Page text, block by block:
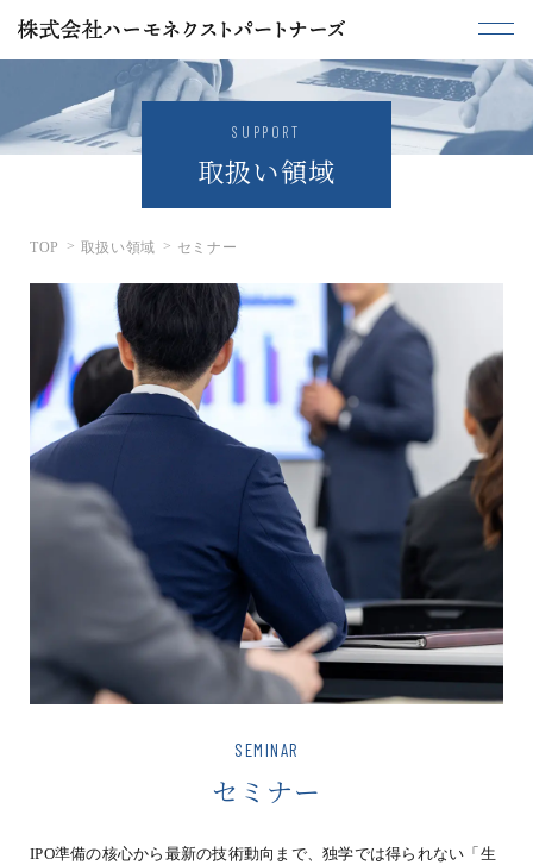
SUPPORT
取扱い領域
TOP 取扱い領域 セミナー
SEMINAR
セミナー
IPO準備の核心から最新の技術動向まで、独学では得られない「生